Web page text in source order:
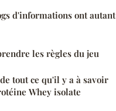
d'informations ont autant
les règles du jeu
tout ce qu'il y a à savoir
Whey isolate